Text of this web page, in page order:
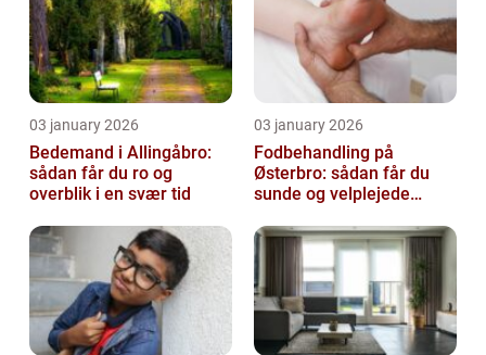
03 january 2026
Bedemand i Allingåbro:
sådan får du ro og
overblik i en svær tid
03 january 2026
Fodbehandling på
Østerbro: sådan får du
sunde og velplejede